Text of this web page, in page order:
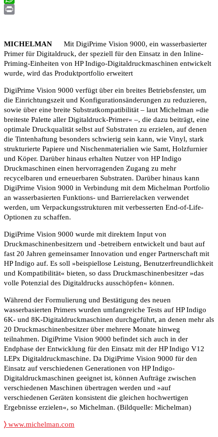
WhatsApp
MICHELMAN Mit DigiPrime Vision 9000, ein wasserbasierter
Primer für Digitaldruck, der speziell für den Einsatz in den Inline-
Priming-Einheiten von HP Indigo-Digitaldruckmaschinen entwickelt
wurde, wird das Produktportfolio erweitert
DigiPrime Vision 9000 verfügt über ein breites Betriebsfenster, um
die Einrichtungszeit und Konfigurationsänderungen zu reduzieren,
sowie über eine breite Substratkompatibilität – laut Michelman »die
breiteste Palette aller Digitaldruck-Primer« –, die dazu beiträgt, eine
optimale Druckqualität selbst auf Substraten zu erzielen, auf denen
die Tintenhaftung besonders schwierig sein kann, wie Vinyl, stark
strukturierte Papiere und Nischenmaterialien wie Samt, Holzfurnier
und Köper. Darüber hinaus erhalten Nutzer von HP Indigo
Druckmaschinen einen hervorragenden Zugang zu mehr
recycelbaren und erneuerbaren Substraten. Darüber hinaus kann
DigiPrime Vision 9000 in Verbindung mit dem Michelman Portfolio
an wasserbasierten Funktions- und Barrierelacken verwendet
werden, um Verpackungsstrukturen mit verbesserten End-of-Life-
Optionen zu schaffen.
DigiPrime Vision 9000 wurde mit direktem Input von
Druckmaschinenbesitzern und -betreibern entwickelt und baut auf
fast 20 Jahren gemeinsamer Innovation und enger Partnerschaft mit
HP Indigo auf. Es soll »beispiellose Leistung, Benutzerfreundlichkeit
und Kompatibilität« bieten, so dass Druckmaschinenbesitzer »das
volle Potenzial des Digitaldrucks ausschöpfen« können.
Während der Formulierung und Bestätigung des neuen
wasserbasierten Primers wurden umfangreiche Tests auf HP Indigo
6K- und 8K-Digitaldruckmaschinen durchgeführt, an denen mehr als
20 Druckmaschinenbesitzer über mehrere Monate hinweg
teilnahmen. DigiPrime Vision 9000 befindet sich auch in der
Endphase der Entwicklung für den Einsatz mit der HP Indigo V12
LEPx Digitaldruckmaschine. Da DigiPrime Vision 9000 für den
Einsatz auf verschiedenen Generationen von HP Indigo-
Digitaldruckmaschinen geeignet ist, können Aufträge zwischen
verschiedenen Maschinen übertragen werden und »auf
verschiedenen Geräten konsistent die gleichen hochwertigen
Ergebnisse erzielen«, so Michelman. (Bildquelle: Michelman)
〉 www.michelman.com